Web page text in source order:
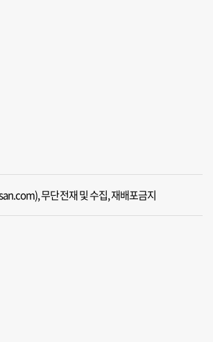
무단전재 및 수집, 재배포금지